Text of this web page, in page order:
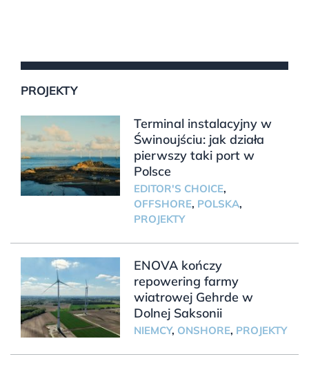
PROJEKTY
Terminal instalacyjny w
Świnoujściu: jak działa
pierwszy taki port w
Polsce
EDITOR'S CHOICE,
OFFSHORE, POLSKA,
PROJEKTY
ENOVA kończy
repowering farmy
wiatrowej Gehrde w
Dolnej Saksonii
NIEMCY, ONSHORE, PROJEKTY